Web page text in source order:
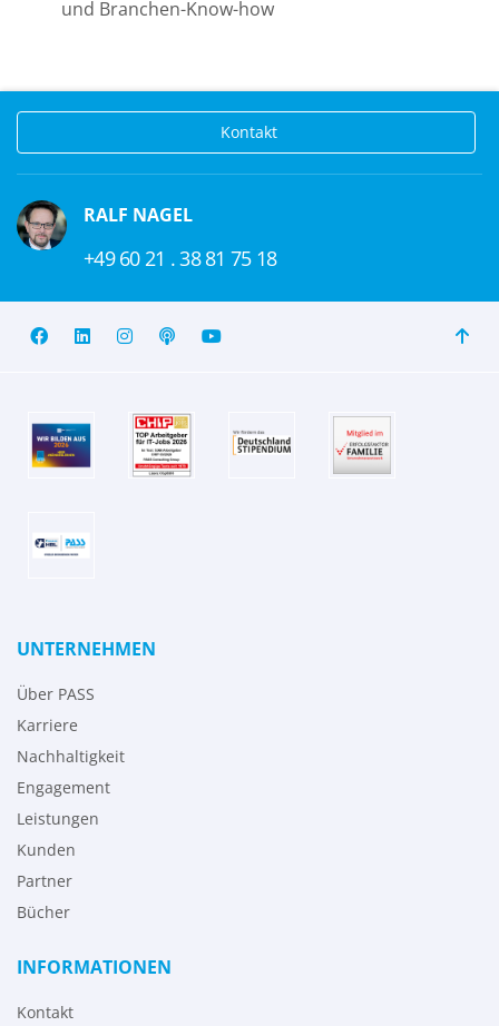
und Branchen-Know-how
Kontakt
RALF NAGEL
+49 60 21 . 38 81 75 18
UNTERNEHMEN
Über PASS
Karriere
Nachhaltigkeit
Engagement
Leistungen
Kunden
Partner
Bücher
INFORMATIONEN
Kontakt